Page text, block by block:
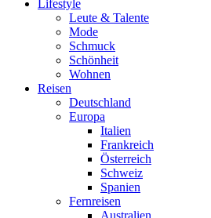
Lifestyle
Leute & Talente
Mode
Schmuck
Schönheit
Wohnen
Reisen
Deutschland
Europa
Italien
Frankreich
Österreich
Schweiz
Spanien
Fernreisen
Australien